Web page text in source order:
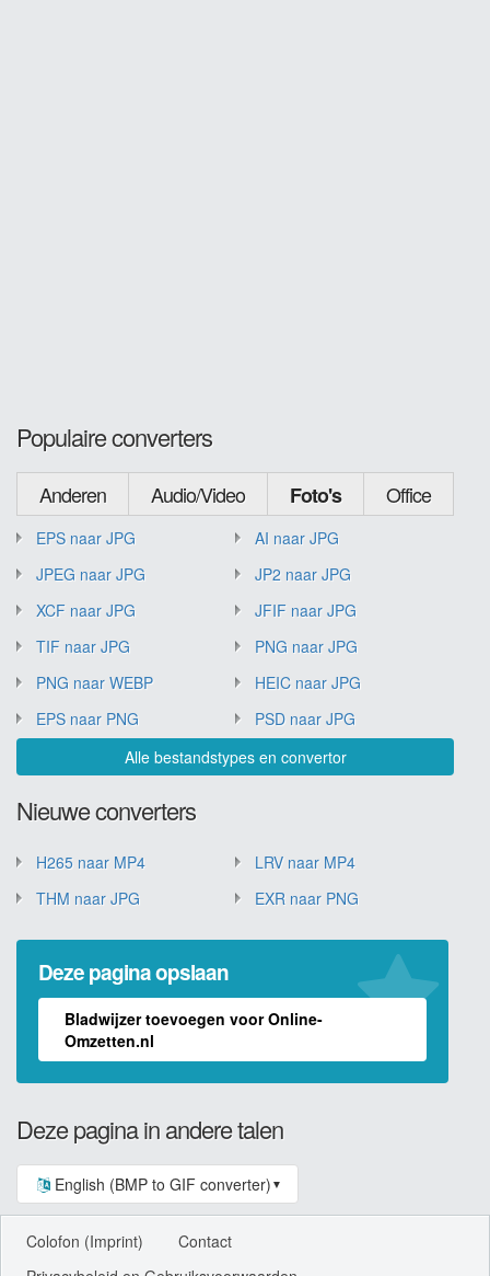
Populaire converters
Anderen Audio/Video Foto's Office
EPS naar JPG
AI naar JPG
JPEG naar JPG
JP2 naar JPG
XCF naar JPG
JFIF naar JPG
TIF naar JPG
PNG naar JPG
PNG naar WEBP
HEIC naar JPG
EPS naar PNG
PSD naar JPG
Alle bestandstypes en convertor
Nieuwe converters
H265 naar MP4
LRV naar MP4
THM naar JPG
EXR naar PNG
Deze pagina opslaan
Bladwijzer toevoegen voor Online-
Omzetten.nl
Deze pagina in andere talen
English (BMP to GIF converter) ▼
Colofon (Imprint)
Contact